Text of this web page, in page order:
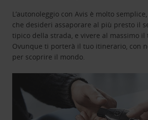
L’autonoleggio con Avis è molto
che desideri assaporare al più presto il
tipico della strada, e vivere al massimo il
Ovunque ti porterà il tuo itinerario, con
per scoprire il mondo.